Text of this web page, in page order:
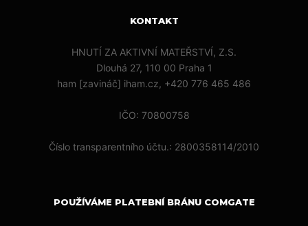
KONTAKT
HNUTÍ ZA AKTIVNÍ MATEŘSTVÍ, Z.S.
Dlouhá 27, 110 00 Praha 1
ham [zavináč] iham.cz, +420 776 465 486
IČO: 70800758
Číslo transparentního účtu.: 2800358114/2010
POUŽÍVÁME PLATEBNÍ BRÁNU COMGATE